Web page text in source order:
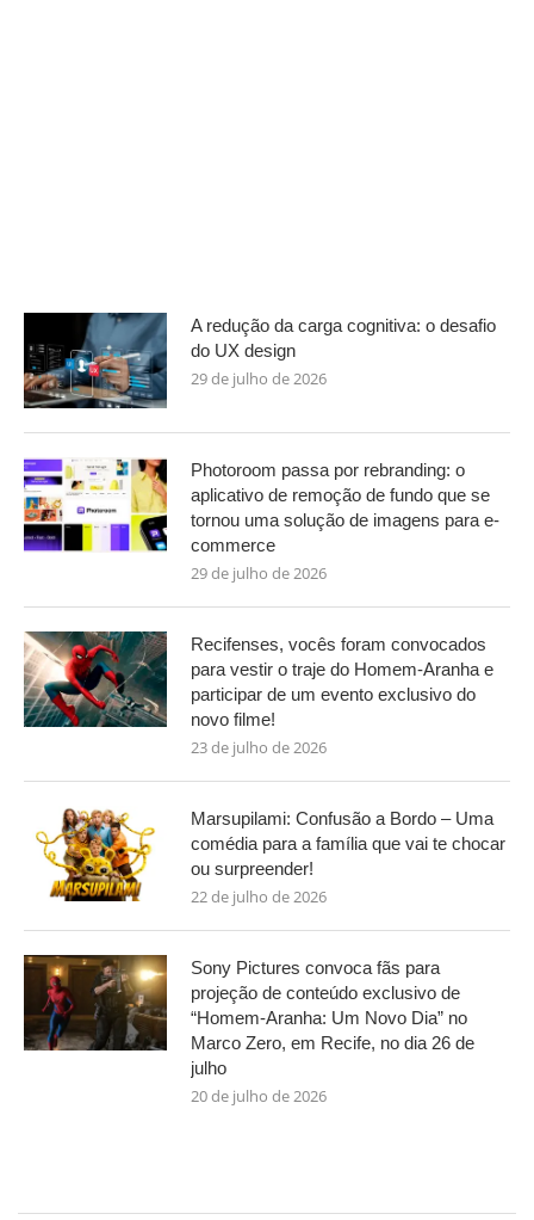
A redução da carga cognitiva: o desafio
do UX design
29 de julho de 2026
Photoroom passa por rebranding: o
aplicativo de remoção de fundo que se
tornou uma solução de imagens para e-
commerce
29 de julho de 2026
Recifenses, vocês foram convocados
para vestir o traje do Homem-Aranha e
participar de um evento exclusivo do
novo filme!
23 de julho de 2026
Marsupilami: Confusão a Bordo – Uma
comédia para a família que vai te chocar
ou surpreender!
22 de julho de 2026
Sony Pictures convoca fãs para
projeção de conteúdo exclusivo de
“Homem-Aranha: Um Novo Dia” no
Marco Zero, em Recife, no dia 26 de
julho
20 de julho de 2026